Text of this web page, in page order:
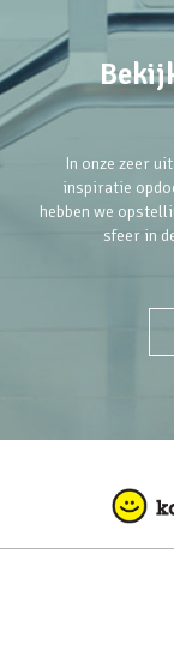
In onze zeer
inspiratie
hebben we
sfeer in